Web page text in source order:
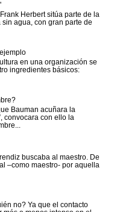
Herbert sitúa parte de la
agua, con gran parte de
en una organización se
ingredientes básicos:
Bauman acuñara la
convocara con ello la
buscaba al maestro. De
–como maestro- por aquella
no? Ya que el contacto